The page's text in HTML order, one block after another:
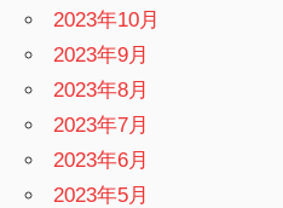
2023年10月
2023年9月
2023年8月
2023年7月
2023年6月
2023年5月